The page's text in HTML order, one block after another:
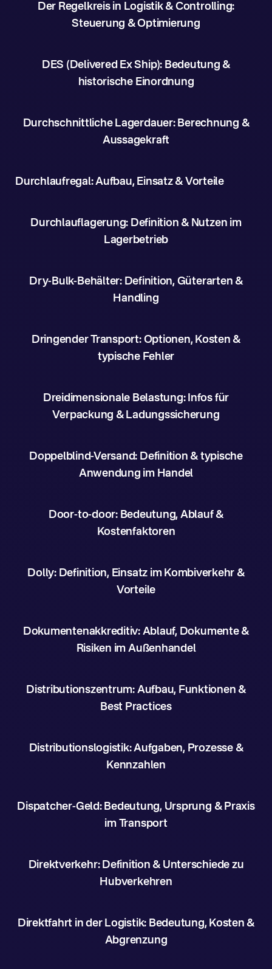
Der Regelkreis in Logistik & Controlling:
Steuerung & Optimierung
DES (Delivered Ex Ship): Bedeutung &
historische Einordnung
Durchschnittliche Lagerdauer: Berechnung &
Aussagekraft
Durchlaufregal: Aufbau, Einsatz & Vorteile
Durchlauflagerung: Definition & Nutzen im
Lagerbetrieb
Dry-Bulk-Behälter: Definition, Güterarten &
Handling
Dringender Transport: Optionen, Kosten &
typische Fehler
Dreidimensionale Belastung: Infos für
Verpackung & Ladungssicherung
Doppelblind-Versand: Definition & typische
Anwendung im Handel
Door-to-door: Bedeutung, Ablauf &
Kostenfaktoren
Dolly: Definition, Einsatz im Kombiverkehr &
Vorteile
Dokumentenakkreditiv: Ablauf, Dokumente &
Risiken im Außenhandel
Distributionszentrum: Aufbau, Funktionen &
Best Practices
Distributionslogistik: Aufgaben, Prozesse &
Kennzahlen
Dispatcher-Geld: Bedeutung, Ursprung & Praxis
im Transport
Direktverkehr: Definition & Unterschiede zu
Hubverkehren
Direktfahrt in der Logistik: Bedeutung, Kosten &
Abgrenzung